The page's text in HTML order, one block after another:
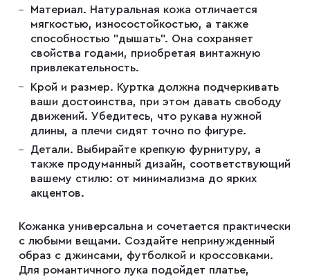
Пиджаки
Джемперы
Водолазки
Футболки
Зажимы для галстуков
Материал. Натуральная кожа отличается
мягкостью, износостойкостью, а также
способностью "дышать". Она сохраняет
свойства годами, приобретая винтажную
привлекательность.
Крой и размер. Куртка должна подчеркивать
ваши достоинства, при этом давать свободу
движений. Убедитесь, что рукава нужной
длины, а плечи сидят точно по фигуре.
Детали. Выбирайте крепкую фурнитуру, а
также продуманный дизайн, соответствующий
вашему стилю: от минимализма до ярких
акцентов.
Кожанка универсальна и сочетается практически
с любыми вещами. Создайте непринужденный
образ с джинсами, футболкой и кроссовками.
Для романтичного лука подойдет платье,